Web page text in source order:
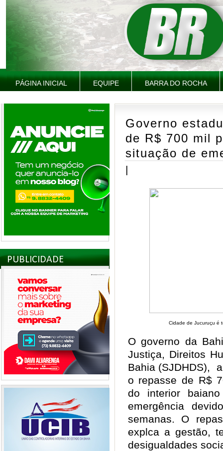
PÁGINA INICIAL EQUIPE BARRA DO ROCHA
PUBLICIDADE
Governo
de R$ 700 mil
situação de
|
Cidade de Jucuruçu é
O governo da
Justiça, Direitos
Bahia (SJDHDS),
o repasse de R$
do interior
emergência
semanas. O
explca a gestão,
desigualdades